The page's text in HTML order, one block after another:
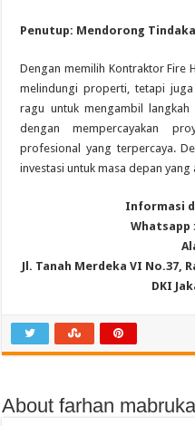
Penutup: Mendorong
Dengan memilih Kontraktor Fire
melindungi properti, tetapi
ragu untuk mengambil
dengan mempercayakan
profesional yang terpercaya.
investasi untuk masa depan
Informasi
Whatsapp :
Jl. Tanah Merdeka VI No.37,
DKI
About farhan